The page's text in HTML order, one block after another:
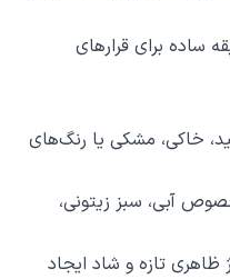
ساده برای قرارهای
خاکی، مشکی یا رنگ‌های
آبی، سبز زیتونی،
ظاهری تازه و شاد ایجاد